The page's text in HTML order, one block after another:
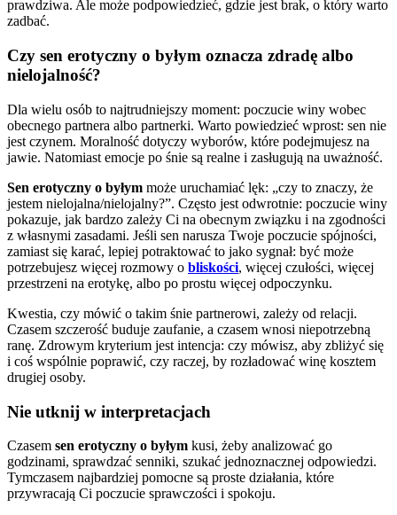
prawdziwa. Ale może podpowiedzieć, gdzie jest brak, o który warto
zadbać.
Czy sen erotyczny o byłym oznacza zdradę albo
nielojalność?
Dla wielu osób to najtrudniejszy moment: poczucie winy wobec
obecnego partnera albo partnerki. Warto powiedzieć wprost: sen nie
jest czynem. Moralność dotyczy wyborów, które podejmujesz na
jawie. Natomiast emocje po śnie są realne i zasługują na uważność.
Sen erotyczny o byłym może uruchamiać lęk: „czy to znaczy, że
jestem nielojalna/nielojalny?”. Często jest odwrotnie: poczucie winy
pokazuje, jak bardzo zależy Ci na obecnym związku i na zgodności
z własnymi zasadami. Jeśli sen narusza Twoje poczucie spójności,
zamiast się karać, lepiej potraktować to jako sygnał: być może
potrzebujesz więcej rozmowy o bliskości, więcej czułości, więcej
przestrzeni na erotykę, albo po prostu więcej odpoczynku.
Kwestia, czy mówić o takim śnie partnerowi, zależy od relacji.
Czasem szczerość buduje zaufanie, a czasem wnosi niepotrzebną
ranę. Zdrowym kryterium jest intencja: czy mówisz, aby zbliżyć się
i coś wspólnie poprawić, czy raczej, by rozładować winę kosztem
drugiej osoby.
Nie utknij w interpretacjach
Czasem sen erotyczny o byłym kusi, żeby analizować go
godzinami, sprawdzać senniki, szukać jednoznacznej odpowiedzi.
Tymczasem najbardziej pomocne są proste działania, które
przywracają Ci poczucie sprawczości i spokoju.